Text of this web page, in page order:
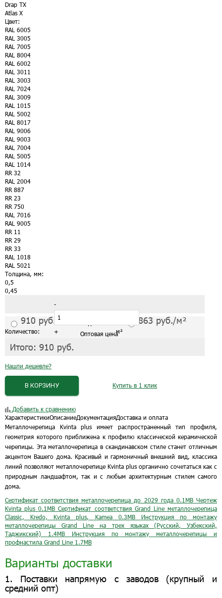
Drap TX
Atlas X
Цвет:
RAL 6005
RAL 3005
RAL 7005
RAL 8004
RAL 6002
RAL 3011
RAL 3003
RAL 7024
RAL 3009
RAL 1015
RAL 5002
RAL 8017
RAL 9006
RAL 9003
RAL 7004
RAL 5005
RAL 1014
RR 32
RAL 2004
RR 887
RR 23
RR 750
RAL 7016
RAL 9005
RR 11
RR 29
RR 33
RAL 1018
RAL 5021
Толщина, мм:
0,5
0,45
Количество:
-
+ м²
910 руб./м² 863 руб./м²
Оптовая цена
Итого: 910 руб.
Нашли дешевле?
Купить в 1 клик
В КОРЗИНУ
Добавить к сравнению
ХарактеристикиОписаниеДокументацияДоставка и оплата
Металлочерепица Kvinta plus имеет распространенный тип профиля,
геометрия которого приближена к профилю классической керамической
черепицы. Эта металлочерепица в скандинавском стиле станет отличным
акцентом Вашего дома. Красивый и гармоничный внешний вид, классика
линий позволяют металлочерепице Kvinta plus органично сочетаться как с
природным ландшафтом, так и с любым архитектурным стилем самого
дома.
Сертификат соответствия металлочерепица до 2029 года 0.1MBЧертеж
Kvinta plus 0.1MBСертификат соответствия Grand Line металлочерепица
Classic, Kredo, Kvinta plus, Kamea
0.3MB Инструкция по монтажу
металлочерепицы Grand Line на трех языках (Русский, Узбекский,
Таджикский)
1.4MB Инструкция по монтажу металлочерепицы и
профнастила Grand Line 1.7MB
Варианты доставки
1. Поставки напрямую с заводов (крупный и
средний опт)